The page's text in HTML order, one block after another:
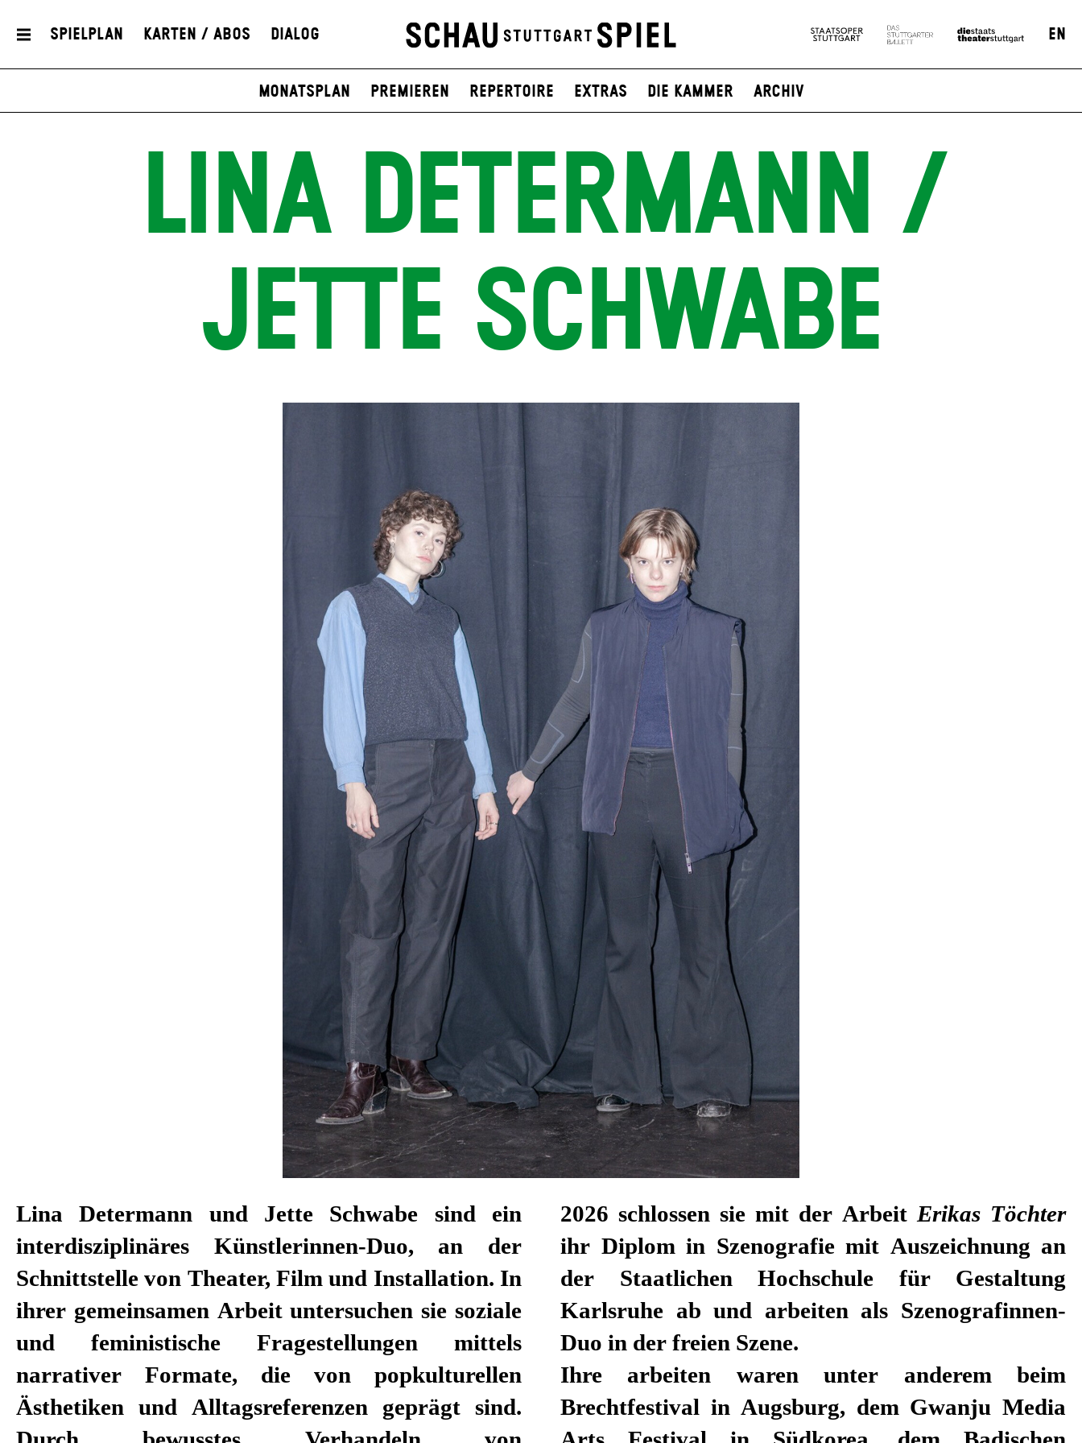
Spielplan Karten / Abos Dialog EN
Monatsplan Premieren Repertoire Extras Die Kammer Archiv
LINA DETERMANN /
JETTE SCHWABE
Lina Determann und Jette Schwabe sind ein
interdisziplinäres Künstlerinnen-Duo, an der
Schnittstelle von Theater, Film und Installation. In
ihrer gemeinsamen Arbeit untersuchen sie soziale
und feministische Fragestellungen mittels
narrativer Formate, die von popkulturellen
Ästhetiken und Alltagsreferenzen geprägt sind.
2026 schlossen sie mit der Arbeit Erikas Töchter
ihr Diplom in Szenografie mit Auszeichnung an
der Staatlichen Hochschule für Gestaltung
Karlsruhe ab und arbeiten als Szenografinnen-
Duo in der freien Szene.
Ihre arbeiten waren unter anderem beim
Brechtfestival in Augsburg, dem Gwanju Media